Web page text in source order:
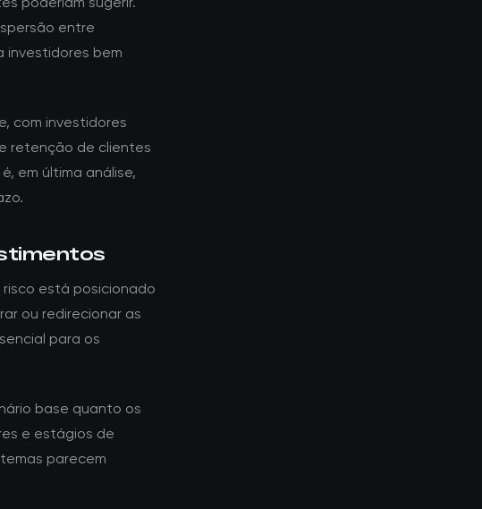
entre
investidores bem
com investidores
retenção de clientes
em última análise,
está posicionado
ou redirecionar as
para os
base quanto os
e estágios de
parecem